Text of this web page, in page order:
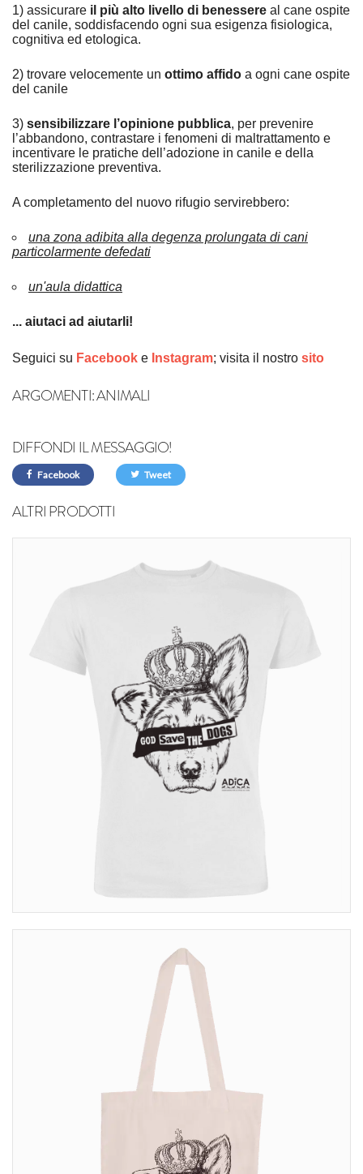
1) assicurare il più alto livello di benessere al cane ospite
del canile, soddisfacendo ogni sua esigenza fisiologica,
cognitiva ed etologica.
2) trovare velocemente un ottimo affido a ogni cane ospite
del canile
3) sensibilizzare l’opinione pubblica, per prevenire
l’abbandono, contrastare i fenomeni di maltrattamento e
incentivare le pratiche dell’adozione in canile e della
sterilizzazione preventiva.
A completamento del nuovo rifugio servirebbero:
una zona adibita alla degenza prolungata di cani
particolarmente defedati
un'aula didattica
... aiutaci ad aiutarli!
Seguici su Facebook e Instagram; visita il nostro sito
ARGOMENTI:ANIMALI
DIFFONDI IL MESSAGGIO!
Facebook Tweet
ALTRI PRODOTTI